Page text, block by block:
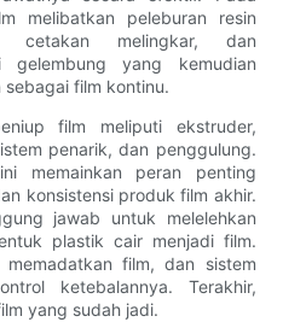
melibatkan peleburan resin
cetakan melingkar, dan
gelembung yang kemudian
film kontinu.
film meliputi ekstruder,
penarik, dan penggulung.
memainkan peran penting
konsistensi produk film akhir.
jawab untuk melelehkan
plastik cair menjadi film.
film, dan sistem
ketebalannya. Terakhir,
yang sudah jadi.